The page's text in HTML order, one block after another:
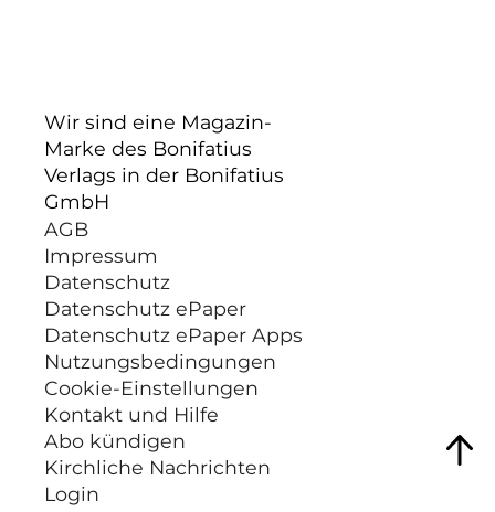
Wir sind eine Magazin-
Marke des Bonifatius
Verlags in der Bonifatius
GmbH
AGB
Impressum
Datenschutz
Datenschutz ePaper
Datenschutz ePaper Apps
Nutzungsbedingungen
Cookie-Einstellungen
Kontakt und Hilfe
Abo kündigen
Kirchliche Nachrichten
Login